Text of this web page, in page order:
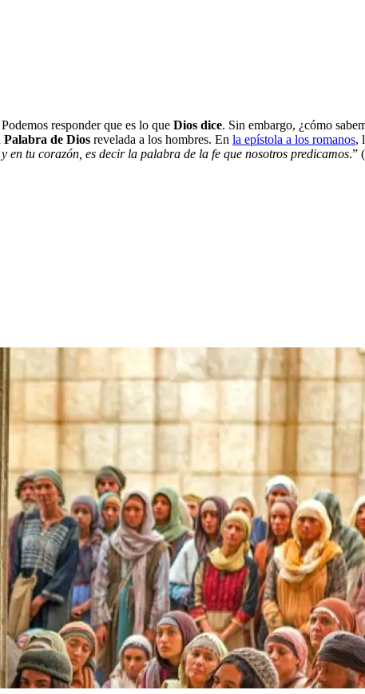
responder que es lo que Dios dice. Sin embargo, ¿cómo
Palabra de Dios revelada a los hombres. En la epístola a los romanos,
tu corazón, es decir la palabra de la fe que nosotros predicamos.”